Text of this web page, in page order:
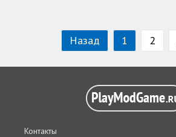
Назад 1 2
Контакты